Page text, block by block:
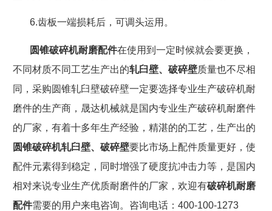
6.齿板一端损耗后，可调头运用。
圆锥破碎机耐磨配件在使用到一定时候就会要更换，
不同材质不同工艺生产出的轧臼壁、破碎壁质量也不尽相
同，采购圆锥轧臼壁破碎壁一定要选择专业生产破碎机耐
磨件的生产商，晟达机械就是国内专业生产破碎机耐磨件
的厂家，有着十多年生产经验，精湛的的工艺，生产出的
圆锥破碎机轧臼壁、破碎壁要比市场上配件质量更好，使
配件元素得到稳定，同时增强了硬度抗冲击力等，是国内
相对来说专业生产优质耐磨件的厂家，欢迎有破碎机耐磨
配件需要的用户来电咨询。咨询电话： 400-100-1273